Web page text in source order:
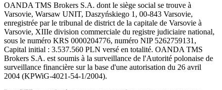
OANDA TMS Brokers S.A. dont le siège social se trouve à
Varsovie, Warsaw UNIT, Daszyńskiego 1, 00-843 Varsovie,
enregistrée par le tribunal de district de la capitale de Varsovie à
Varsovie, XIIIe division commerciale du registre judiciaire national,
sous le numéro KRS 0000204776, numéro NIP 5262759131,
Capital initial : 3.537.560 PLN versé en totalité. OANDA TMS
Brokers S.A. est soumis à la surveillance de l'Autorité polonaise de
surveillance financière sur la base d'une autorisation du 26 avril
2004 (KPWiG-4021-54-1/2004).